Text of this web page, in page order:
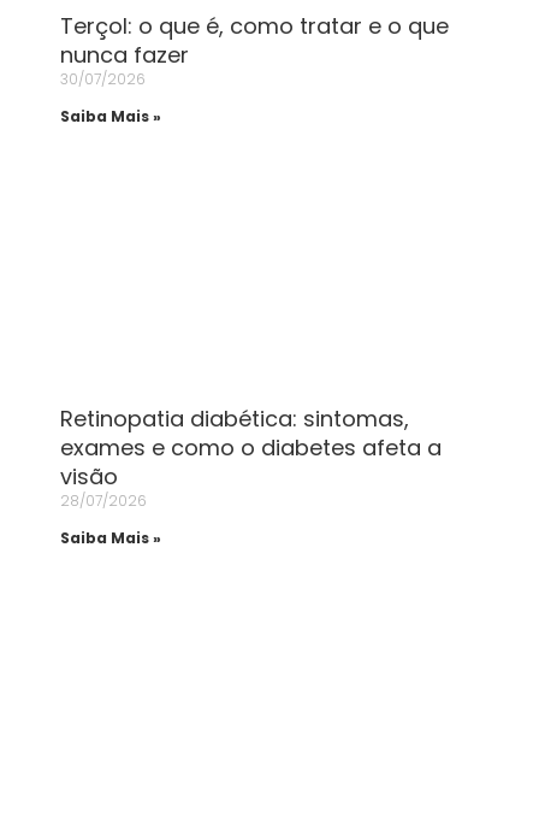
Terçol: o que é, como tratar e o que
nunca fazer
30/07/2026
Saiba Mais »
Retinopatia diabética: sintomas,
exames e como o diabetes afeta a
visão
28/07/2026
Saiba Mais »